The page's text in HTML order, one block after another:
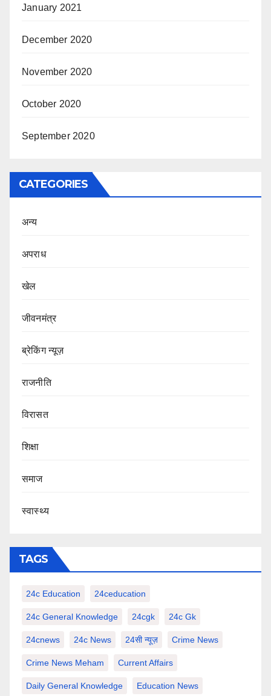
January 2021
December 2020
November 2020
October 2020
September 2020
CATEGORIES
अन्य
अपराध
खेल
जीवनमंत्र
ब्रेकिंग न्यूज़
राजनीति
‍‍विरासत
शिक्षा
समाज
स्वास्थ्य
TAGS
24c Education 24ceducation
24c General Knowledge 24cgk 24c Gk
24cnews 24c News 24सी न्यूज़ Crime News
Crime News Meham Current Affairs
Daily General Knowledge Education News